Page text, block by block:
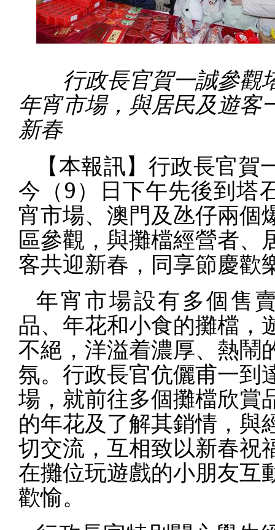
行政長官賀一誠參觀
年宵市場，與居民及遊客
新春
【本報訊】行政長官賀
今（9）日下午先後到塔
宵市場、澳門及氹仔兩個
區參觀，與攤檔經營者、
客共迎新春，同享節慶歡
年宵市場設有多個售
品、年花和小食的攤檔，
不絕，洋溢着濃厚、熱鬧
氛。行政長官伉儷甫一到
場，就前往多個攤檔欣賞
的年花及了解其銷情，與
切交流，互相致以新春祝
在攤位玩遊戲的小朋友互
歡愉。